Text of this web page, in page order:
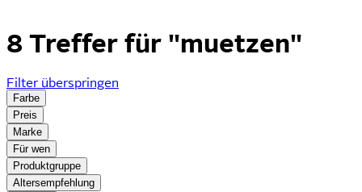
8 Treffer für "muetzen"
Filter überspringen
Farbe
Preis
Marke
Für wen
Produktgruppe
Altersempfehlung